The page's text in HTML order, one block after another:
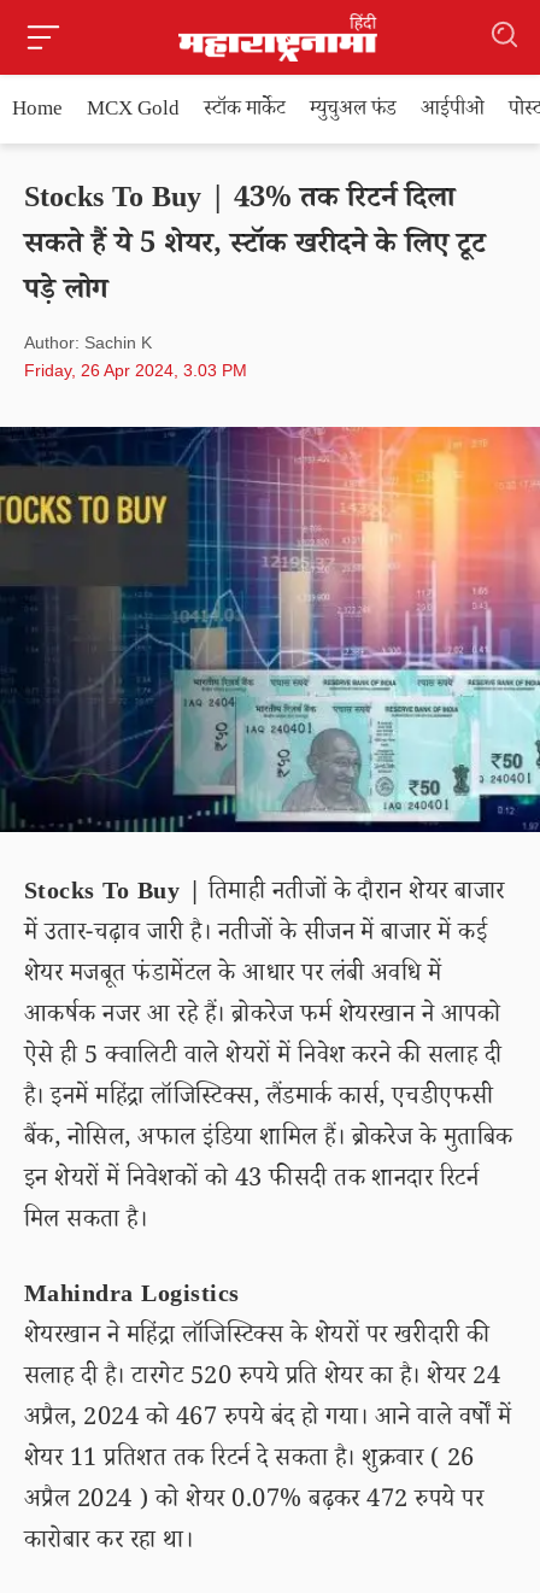
Home MCX Gold स्टॉक मार्केट म्युचुअल फंड आईपीओ
Stocks To Buy | 43% तक रिटर्न दिला
सकते हैं ये 5 शेयर, स्टॉक खरीदने के लिए टूट
पड़े लोग
Author: Sachin K
Friday, 26 Apr 2024, 3.03 PM
Stocks To Buy | तिमाही नतीजों के दौरान शेयर बाजार
में उतार-चढ़ाव जारी है। नतीजों के सीजन में बाजार में कई
शेयर मजबूत फंडामेंटल के आधार पर लंबी अवधि में
आकर्षक नजर आ रहे हैं। ब्रोकरेज फर्म शेयरखान ने आपको
ऐसे ही 5 क्वालिटी वाले शेयरों में निवेश करने की सलाह दी
है। इनमें महिंद्रा लॉजिस्टिक्स, लैंडमार्क कार्स, एचडीएफसी
बैंक, नोसिल, अफाल इंडिया शामिल हैं। ब्रोकरेज के मुताबिक
इन शेयरों में निवेशकों को 43 फीसदी तक शानदार रिटर्न
मिल सकता है।
Mahindra Logistics
शेयरखान ने महिंद्रा लॉजिस्टिक्स के शेयरों पर खरीदारी की
सलाह दी है। टारगेट 520 रुपये प्रति शेयर का है। शेयर 24
अप्रैल, 2024 को 467 रुपये बंद हो गया। आने वाले वर्षों में
शेयर 11 प्रतिशत तक रिटर्न दे सकता है। शुक्रवार ( 26
अप्रैल 2024 ) को शेयर 0.07% बढ़कर 472 रुपये पर
कारोबार कर रहा था।